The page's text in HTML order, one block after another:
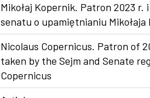
Mikołaj Kopernik. Patron 2023 r.
senatu o upamiętnianiu Mikołaja
Nicolaus Copernicus. Patron of
taken by the Sejm and Senate
Copernicus